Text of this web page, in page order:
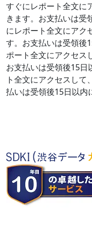
すぐにレポート全文に
きます。お支払いは受
にレポート全文にアク
す。お支払いは受領後
ポート全文にアクセス
お支払いは受領後15日
ト全文にアクセスし
払いは受領後15日以内